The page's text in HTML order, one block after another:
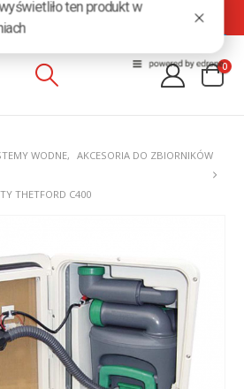
0
WODNE, AKCESORIA DO ZBIORNIKÓW
THETFORD C400